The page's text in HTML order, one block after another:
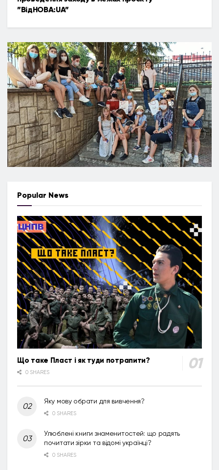
”ВідНОВА:UA”
Popular News
Що таке Пласт і як туди потрапити?
0 SHARES
Яку мову обрати для вивчення?
0 SHARES
Улюблені книги знаменитостей: що радять
почитати зірки та відомі українці?
0 SHARES